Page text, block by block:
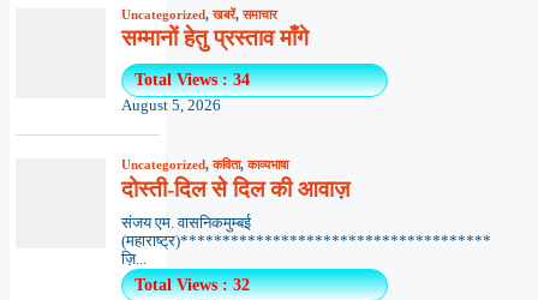
Uncategorized,खबरें,समाचार
सम्मानों हेतु प्रस्ताव माँगे
Total Views : 34
August 5, 2026
Uncategorized,कविता,काव्यभाषा
दोस्ती-दिल से दिल की आवाज़
संजय एम. वासनिकमुम्बई
(महाराष्ट्र)*************************************
ज़ि...
Total Views : 32